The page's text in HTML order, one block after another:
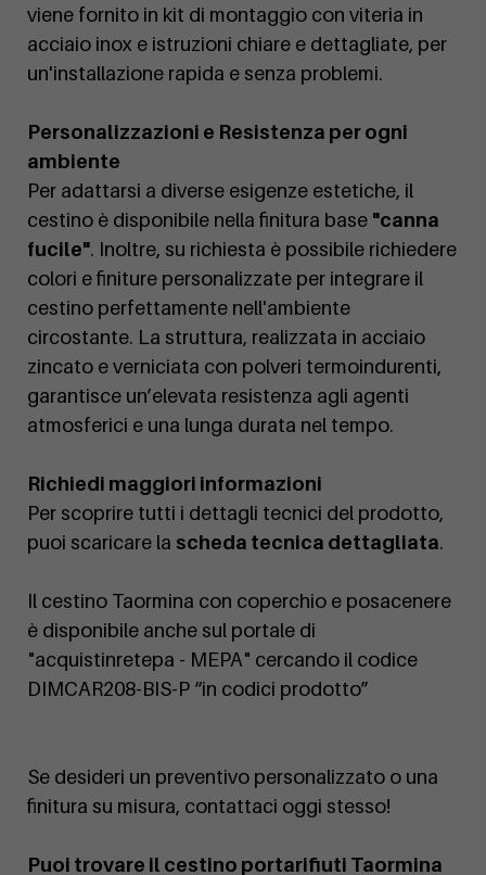
viene fornito in kit di montaggio con viteria in
acciaio inox e istruzioni chiare e dettagliate, per
un'installazione rapida e senza problemi.
Personalizzazioni e Resistenza per ogni
ambiente
Per adattarsi a diverse esigenze estetiche, il
cestino è disponibile nella finitura base "canna
fucile". Inoltre, su richiesta è possibile richiedere
colori e finiture personalizzate per integrare il
cestino perfettamente nell'ambiente
circostante. La struttura, realizzata in acciaio
zincato e verniciata con polveri termoindurenti,
garantisce un’elevata resistenza agli agenti
atmosferici e una lunga durata nel tempo.
Richiedi maggiori informazioni
Per scoprire tutti i dettagli tecnici del prodotto,
puoi scaricare la scheda tecnica dettagliata.
Il cestino Taormina con coperchio e posacenere
è disponibile anche sul portale di
"acquistinretepa - MEPA" cercando il codice
DIMCAR208-BIS-P “in codici prodotto”
Se desideri un preventivo personalizzato o una
finitura su misura, contattaci oggi stesso!
Puoi trovare il cestino portarifiuti Taormina